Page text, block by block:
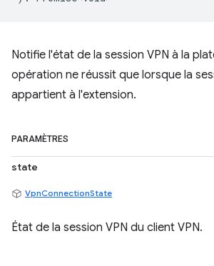
Notifie l'état de la session VPN à la
opération ne réussit que lorsque la
appartient à l'extension.
PARAMÈTRES
state
VpnConnectionState
État de la session VPN du client VPN.